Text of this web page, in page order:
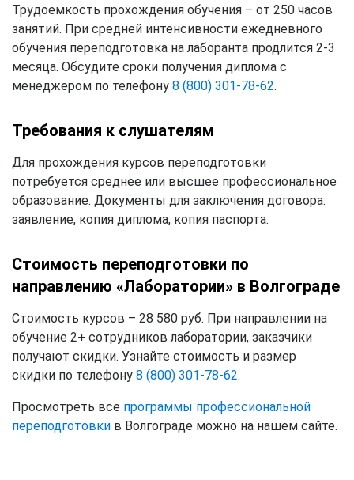
Трудоемкость прохождения обучения – от 250 часов
занятий. При средней интенсивности ежедневного
обучения переподготовка на лаборанта продлится 2-3
месяца. Обсудите сроки получения диплома с
менеджером по телефону 8 (800) 301-78-62.
Требования к слушателям
Для прохождения курсов переподготовки
потребуется среднее или высшее профессиональное
образование. Документы для заключения договора:
заявление, копия диплома, копия паспорта.
Стоимость переподготовки по
направлению «Лаборатории» в Волгограде
Стоимость курсов – 28 580 руб. При направлении на
обучение 2+ сотрудников лаборатории, заказчики
получают скидки. Узнайте стоимость и размер
скидки по телефону 8 (800) 301-78-62.
Просмотреть все программы профессиональной
переподготовки в Волгограде можно на нашем сайте.